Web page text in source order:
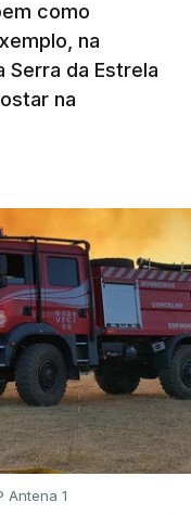
como
na
Serra da Estrela
na
Antena 1